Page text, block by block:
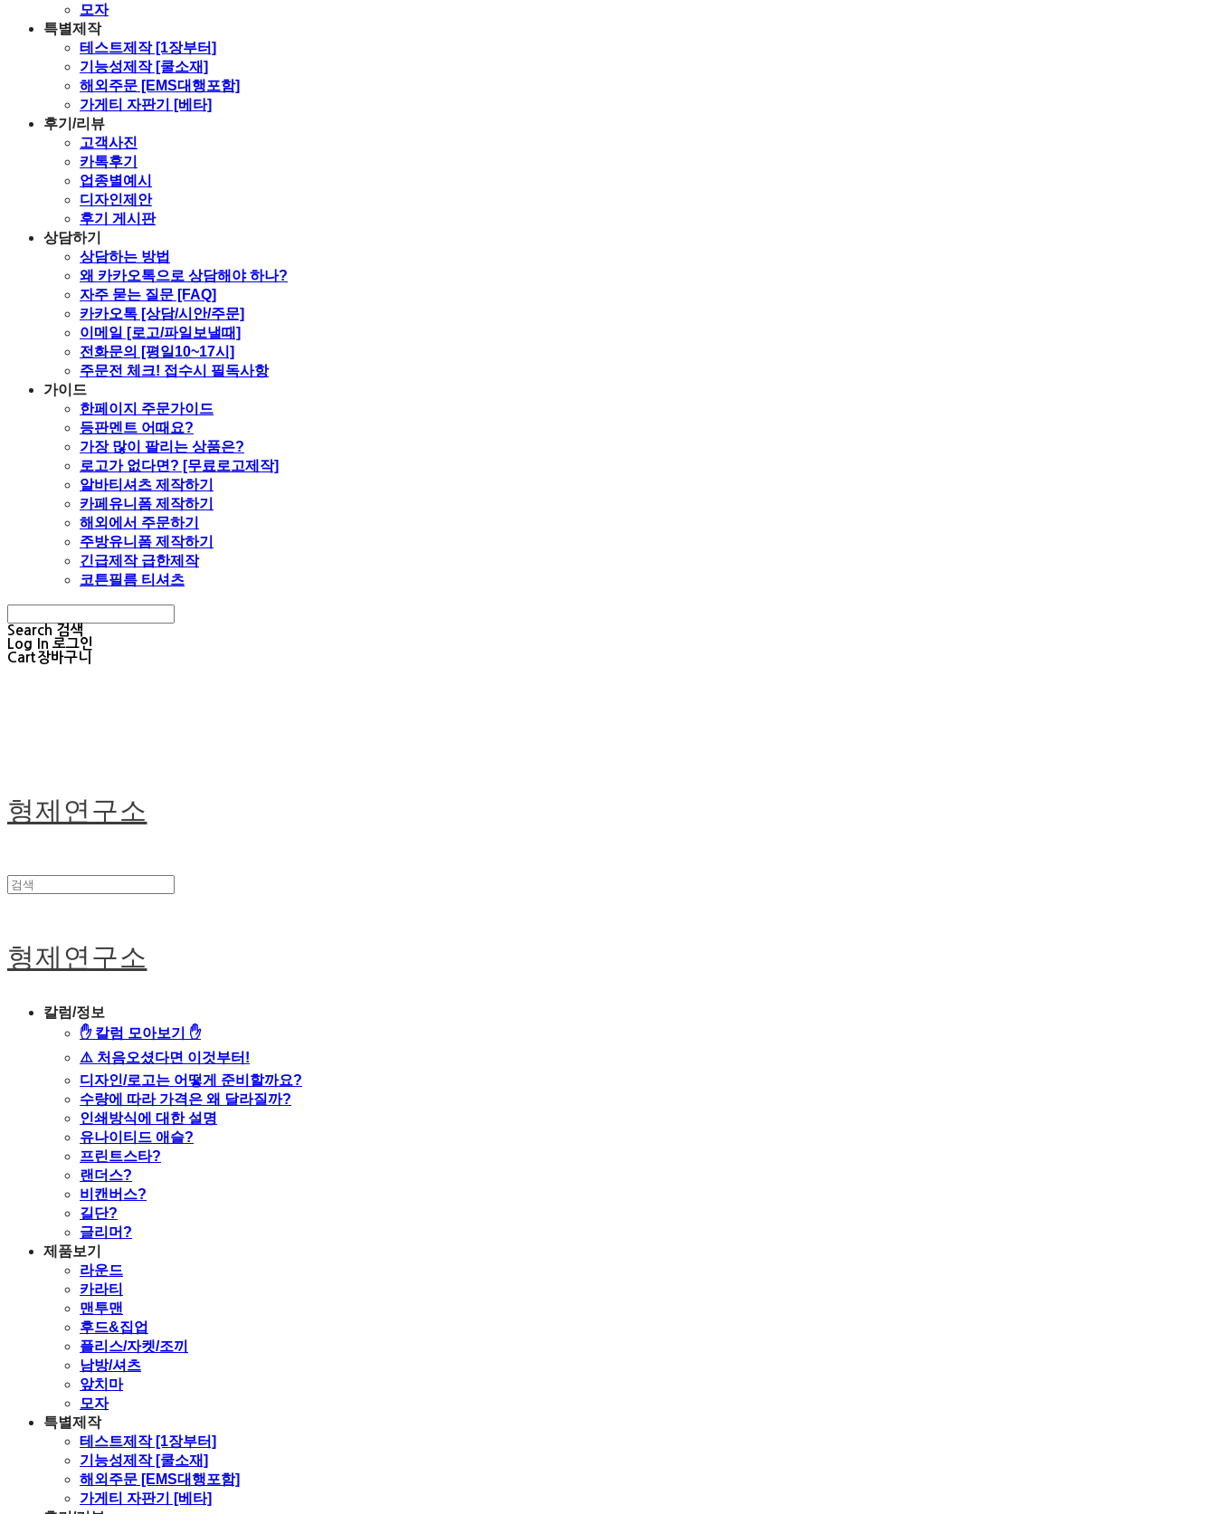
모자
특별제작
테스트제작 [1장부터]
기능성제작 [쿨소재]
해외주문 [EMS대행포함]
가게티 자판기 [베타]
후기/리뷰
고객사진
카톡후기
업종별예시
디자인제안
후기 게시판
상담하기
상담하는 방법
왜 카카오톡으로 상담해야 하나?
자주 묻는 질문 [FAQ]
카카오톡 [상담/시안/주문]
이메일 [로고/파일보낼때]
전화문의 [평일10~17시]
주문전 체크! 접수시 필독사항
가이드
한페이지 주문가이드
등판멘트 어때요?
가장 많이 팔리는 상품은?
로고가 없다면? [무료로고제작]
알바티셔츠 제작하기
카페유니폼 제작하기
해외에서 주문하기
주방유니폼 제작하기
긴급제작 급한제작
코튼필름 티셔츠
Search 검색
Log In 로그인
Cart장바구니
형제연구소
형제연구소
칼럼/정보
✋ 칼럼 모아보기 ✋
⚠️ 처음오셨다면 이것부터!
디자인/로고는 어떻게 준비할까요?
수량에 따라 가격은 왜 달라질까?
인쇄방식에 대한 설명
유나이티드 애슬?
프린트스타?
랜더스?
비캔버스?
길단?
글리머?
제품보기
라운드
카라티
맨투맨
후드&집업
플리스/자켓/조끼
남방/셔츠
앞치마
모자
특별제작
테스트제작 [1장부터]
기능성제작 [쿨소재]
해외주문 [EMS대행포함]
가게티 자판기 [베타]